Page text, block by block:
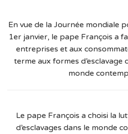
En vue de la Journée mondiale
1er janvier, le pape François a
entreprises et aux
terme aux formes d’esclavage
monde
Le pape François a choisi la
d’esclavages dans le monde